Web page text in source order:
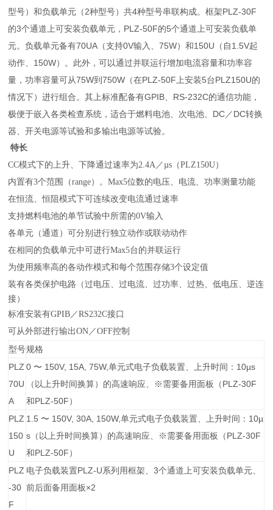
型号）和负载单元（2种型号）共4种型号串联构成。框架PLZ-30F
的3个通道上可安装负载单元，PLZ-50F的5个通道上可安装负载单
元。负载单元备有70UA（支持0V输入、75W）和150U（自1.5V起
动作、150W）。此外，可以通过并联运行增加电流容量和功率容
量，功率容量可从75W到750W（在PLZ-50F上安装5台PLZ150U的
情况下）进行组合。其上标准配备有GPIB、RS-232C的通信功能，
极便于嵌入各类检查系统，适合于燃料电池、次电池、DC／DC转换
器、开关电源等试验和多输出电源等试验。
特长
CC模式下的上升、下降通过速率为2.4A／µs（PLZ150U）
内置有3个范围（range）。Max5位数的电压、电流、功率测量功能
在恒流、恒阻模式下可连续改变电流通过速率
支持燃料电池的单节试验中所需的0V输入
各单元（通道）可分别进行独立动作或联动动作
在相同的负载单元中可进行Max5台的并联运行
为使用频率高的各动作模式和每个范围存储3个设定值
装有各类保护电路（过电压、过电流、过功率、过热、低电压、逆连
接）
标准安装有GPIB／RS232C接口
可从外部进行输出ON／OFF控制
型号规格
PLZ
70U
A
0 〜 150V, 15A, 75W,单元式电子负载装置、上升时间：10µs
（以上升时间换算）的高速响应、※需要备用面板（PLZ-30F
和PLZ-50F）
PLZ
150
U
1.5 〜 150V, 30A, 150W,单元式电子负载装置、上升时间：10µ
s（以上升时间换算）的高速响应、※需要备用面板（PLZ-30F
和PLZ-50F）
PLZ
-30
F
电子负载装置PLZ-U系列用框架、3个通道上可安装负载单元、
前后面备用面板×2